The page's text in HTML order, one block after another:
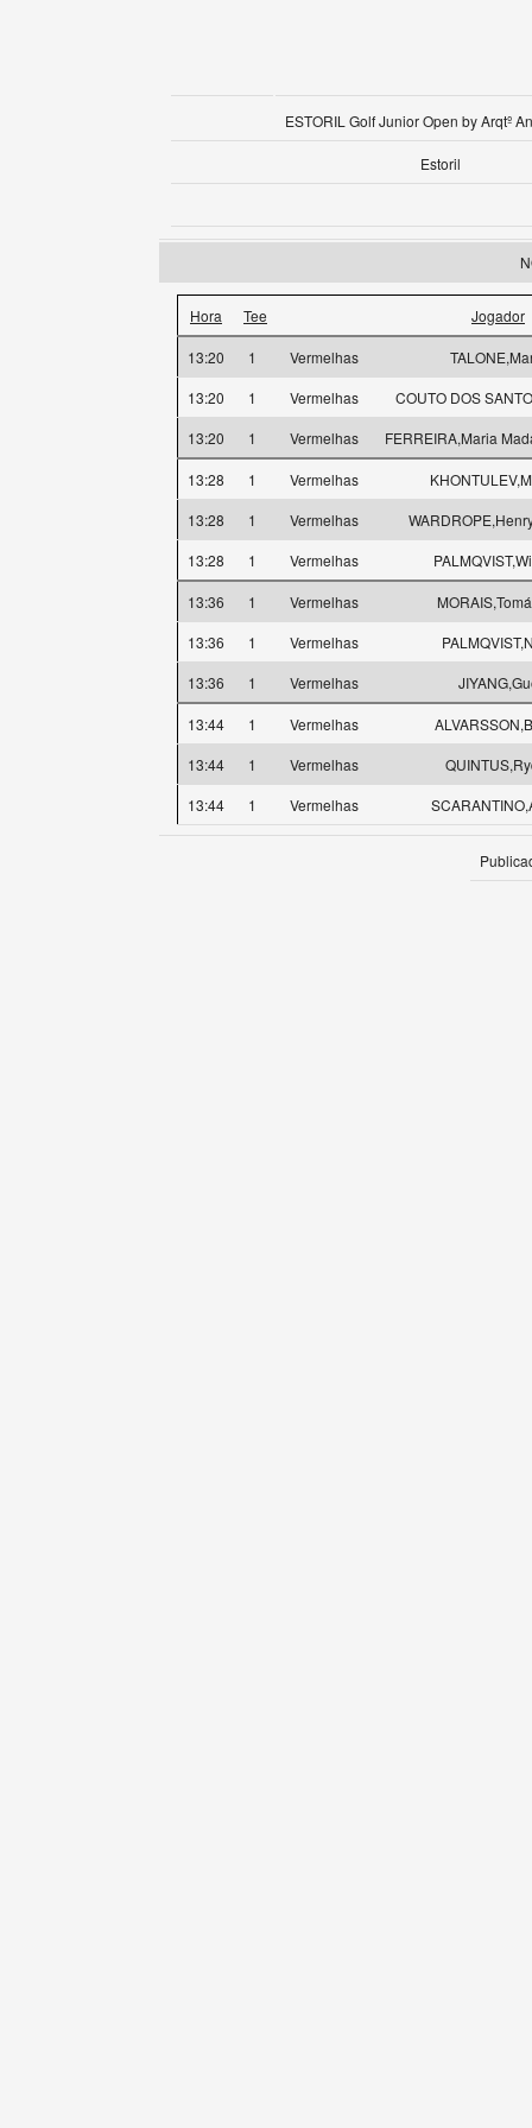
ESTORIL Golf Junior Open by Arqtº
Estoril
Hora Tee Jogador
13:20 1 Vermelhas
13:20
1 Vermelhas
COUTO DOS
13:20
1 Vermelhas FERREIRA,Maria
13:28 1 Vermelhas
13:28
1 Vermelhas
13:28
1 Vermelhas
13:36 1 Vermelhas
13:36
1 Vermelhas
13:36
1 Vermelhas
13:44 1 Vermelhas
13:44
1 Vermelhas
13:44
1 Vermelhas